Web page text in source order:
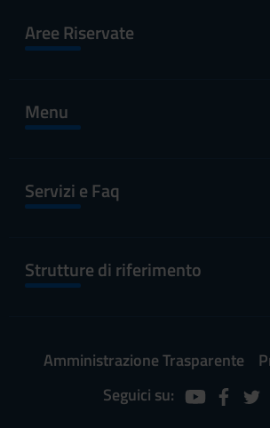
Aree Riservate
Menu
Servizi e Faq
Strutture di riferimento
Amministrazione Trasparente
Seguici su: